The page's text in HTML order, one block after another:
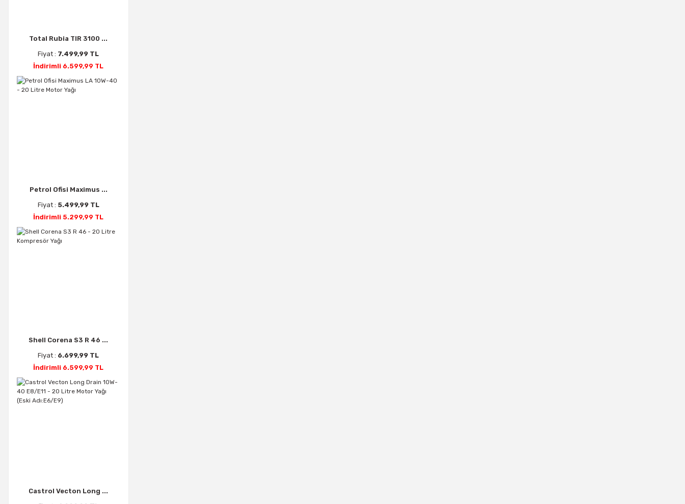
Total Rubia TIR 3100 ...
Fiyat : 7.499,99 TL
İndirimli 6.599,99 TL
Petrol Ofisi Maximus ...
Fiyat : 5.499,99 TL
İndirimli 5.299,99 TL
Shell Corena S3 R 46 ...
Fiyat : 6.699,99 TL
İndirimli 6.599,99 TL
Castrol Vecton Long ...